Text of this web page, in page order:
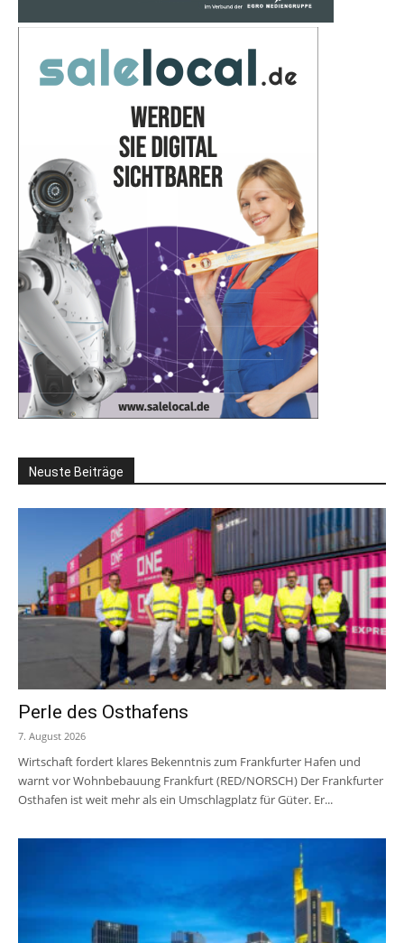
Neuste Beiträge
Perle des Osthafens
7. August 2026
Wirtschaft fordert klares Bekenntnis zum Frankfurter Hafen und
warnt vor Wohnbebauung Frankfurt (RED/NORSCH) Der Frankfurter
Osthafen ist weit mehr als ein Umschlagplatz für Güter. Er...